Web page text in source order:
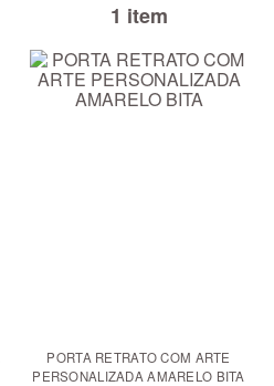
1 item
PORTA RETRATO COM ARTE
PERSONALIZADA AMARELO BITA